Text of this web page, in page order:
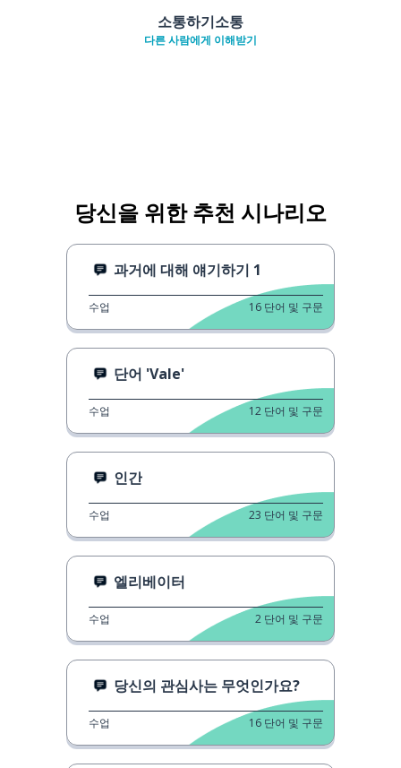
소통하기소통
다른 사람에게 이해받기
당신을 위한 추천 시나리오
과거에 대해 얘기하기 1
수업 16 단어 및 구문
단어 'Vale'
수업 12 단어 및 구문
인간
수업 23 단어 및 구문
엘리베이터
수업 2 단어 및 구문
당신의 관심사는 무엇인가요?
수업 16 단어 및 구문